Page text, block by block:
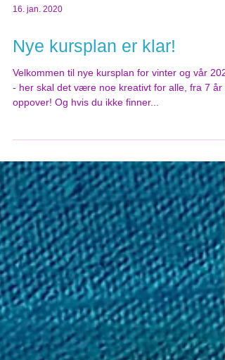
16. jan. 2020
Nye kursplan er klar!
Velkommen til nye kursplan for vinter og vår